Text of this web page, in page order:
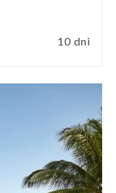
10 dni